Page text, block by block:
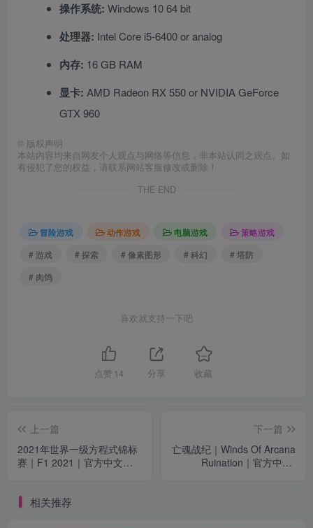
操作系统: Windows 10 64 bit
处理器: Intel Core i5-6400 or analog
内存: 16 GB RAM
显卡: AMD Radeon RX 550 or NVIDIA GeForce
GTX 960
© 版权声明
本站内容均来自网友个人观点与网络等信息，非本站认同之观点。如
有侵犯了您的权益，请联系网站客服修改或删除！
THE END
冒险游戏 动作游戏 电脑游戏
策略游戏
# 游戏
# 探索 # 像素图形 # 科幻
# 塔防
# 肉鸽
喜欢就支持一下吧
点赞 14 分享 收藏
上一篇
2021年世界一级方程式锦标
赛｜F1 2021｜官方中文｜
下一篇
亡魂战纪｜Winds Of Arcana
Ruination｜官方中文-
相关推荐